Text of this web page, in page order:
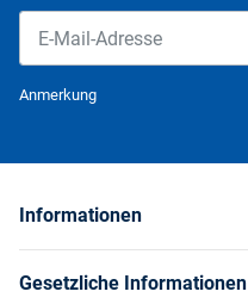
Anmerkung
Informationen
Gesetzliche Informationen